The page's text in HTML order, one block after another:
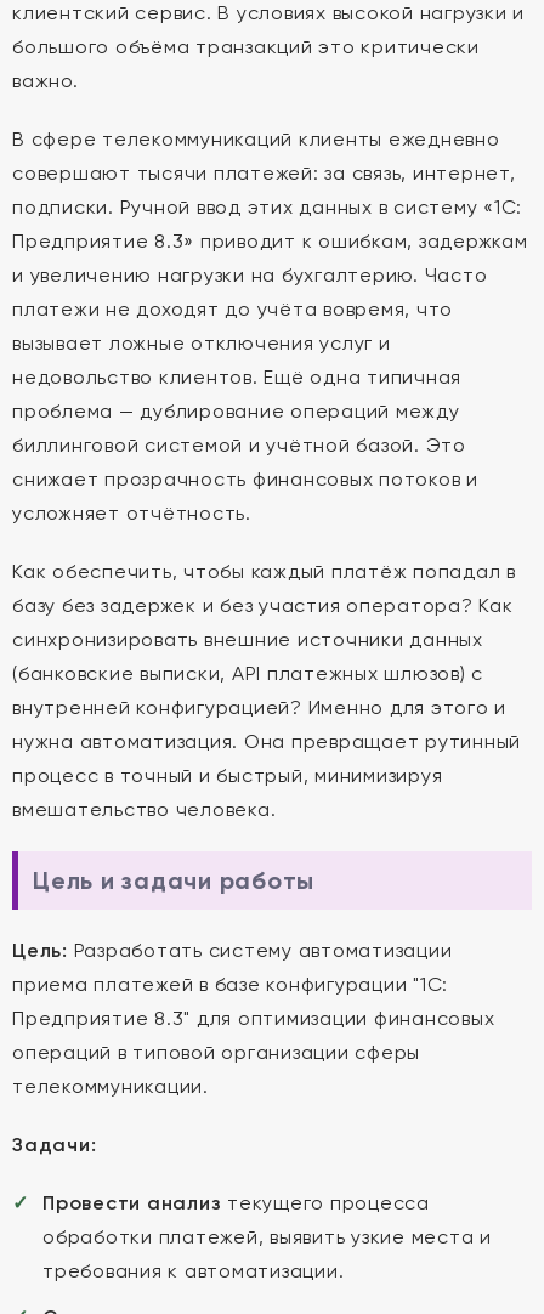
клиентский сервис. В условиях высокой нагрузки и
большого объёма транзакций это критически
важно.
В сфере телекоммуникаций клиенты ежедневно
совершают тысячи платежей: за связь, интернет,
подписки. Ручной ввод этих данных в систему «1С:
Предприятие 8.3» приводит к ошибкам, задержкам
и увеличению нагрузки на бухгалтерию. Часто
платежи не доходят до учёта вовремя, что
вызывает ложные отключения услуг и
недовольство клиентов. Ещё одна типичная
проблема — дублирование операций между
биллинговой системой и учётной базой. Это
снижает прозрачность финансовых потоков и
усложняет отчётность.
Как обеспечить, чтобы каждый платёж попадал в
базу без задержек и без участия оператора? Как
синхронизировать внешние источники данных
(банковские выписки, API платежных шлюзов) с
внутренней конфигурацией? Именно для этого и
нужна автоматизация. Она превращает рутинный
процесс в точный и быстрый, минимизируя
вмешательство человека.
Цель и задачи работы
Цель: Разработать систему автоматизации
приема платежей в базе конфигурации "1С:
Предприятие 8.3" для оптимизации финансовых
операций в типовой организации сферы
телекоммуникации.
Задачи:
Провести анализ текущего процесса
обработки платежей, выявить узкие места и
требования к автоматизации.